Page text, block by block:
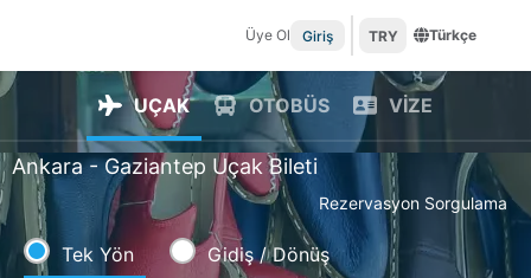
Üye Ol Giriş TRY Türkçe
UÇAK OTOBÜS VİZE
Ankara - Gaziantep Uçak Bileti
Tek Yön Gidiş / Dönüş
Rezervasyon Sorgulama